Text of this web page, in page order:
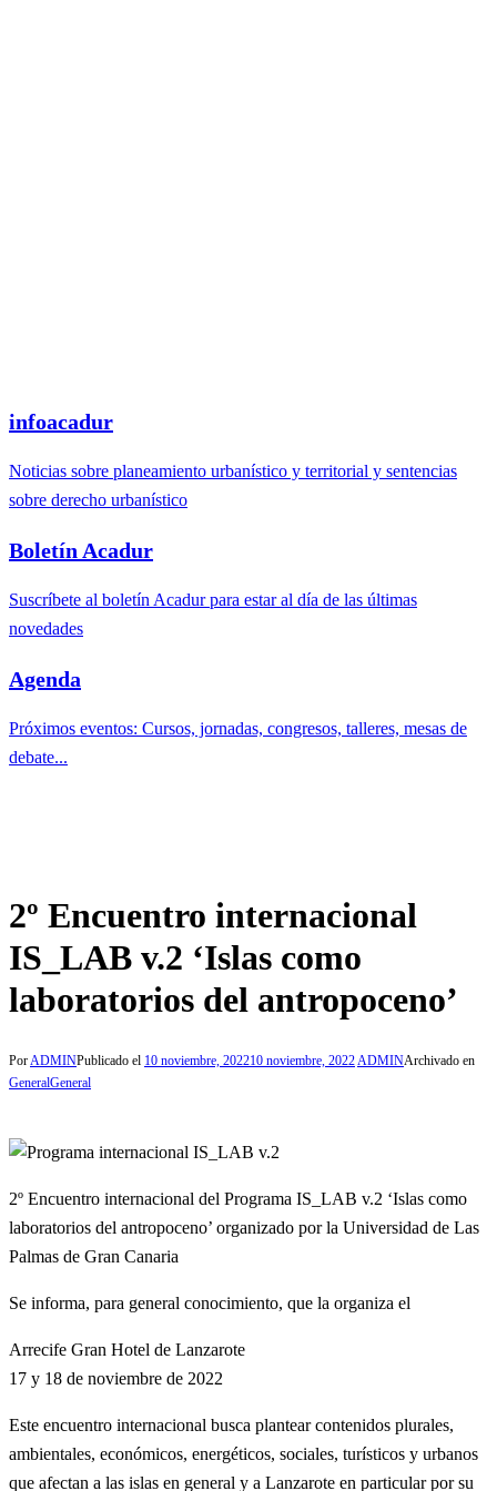
infoacadur
Noticias sobre planeamiento urbanístico y territorial y sentencias
sobre derecho urbanístico
Boletín Acadur
Suscríbete al boletín Acadur para estar al día de las últimas
novedades
Agenda
Próximos eventos: Cursos, jornadas, congresos, talleres, mesas de
debate...
2º Encuentro internacional
IS_LAB v.2 ‘Islas como
laboratorios del antropoceno’
PorADMINPublicado el 10 noviembre, 202210 noviembre, 2022ADMINArchivado en
GeneralGeneral
2º Encuentro internacional del Programa IS_LAB v.2 ‘Islas como
laboratorios del antropoceno’ organizado por la Universidad de Las
Palmas de Gran Canaria
Se informa, para general conocimiento, que la organiza el
Arrecife Gran Hotel de Lanzarote
17 y 18 de noviembre de 2022
Este encuentro internacional busca plantear contenidos plurales,
ambientales, económicos, energéticos, sociales, turísticos y urbanos
que afectan a las islas en general y a Lanzarote en particular por su